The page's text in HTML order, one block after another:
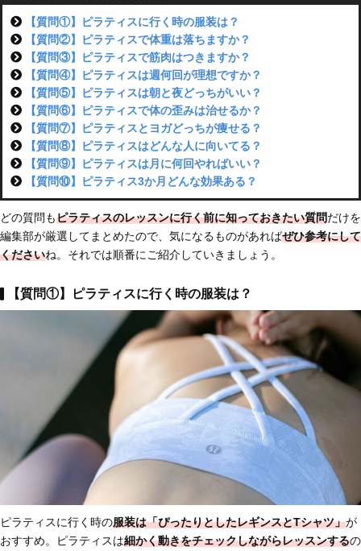
【質問①】ピラティスに行く時の服装は？
【質問②】ピラティスで体重は落ちますか？
【質問③】ピラティスで筋肉はつきますか？
【質問④】ピラティスは週何回が理想ですか？
【質問⑤】ピラティスは朝と夜どっちがいい？
【質問⑥】ピラティスで体の歪みは治せるか？
【質問⑦】ピラティスとヨガどっちが痩せる？
【質問⑧】ピラティスはどんな人に向いてる？
【質問⑨】ピラティスは月に何回やればいい？
【質問⑩】ピラティス3か月どんな効果ある？
どの質問もピラティスのレッスンに行く前に知っておきたい質問だけを
編集部が厳選してまとめたので、気になるものがあればぜひ参考にして
くださいね。それでは順番にご紹介していきましょう。
【質問①】ピラティスに行く時の服装は？
ピラティスに行く時の服装は「ぴったりとしたレギンスとTシャツ」が
おすすめ。ピラティスは細かく動きをチェックしながらレッスンするの